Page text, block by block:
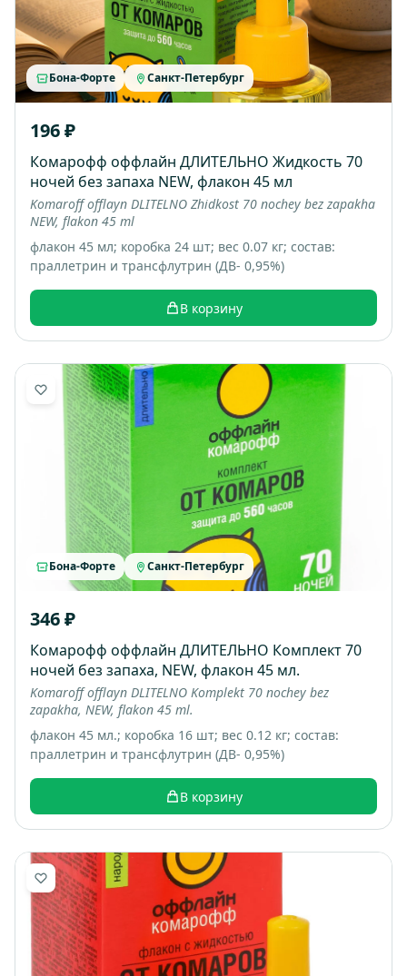
Бона-Форте Санкт-Петербург
196 ₽
Комарофф оффлайн ДЛИТЕЛЬНО Жидкость 70
ночей без запаха NEW, флакон 45 мл
Komaroff offlayn DLITELNO Zhidkost 70 nochey bez zapakha
NEW, flakon 45 ml
флакон 45 мл; коробка 24 шт; вес 0.07 кг; состав:
праллетрин и трансфлутрин (ДВ- 0,95%)
В корзину
Бона-Форте Санкт-Петербург
346 ₽
Комарофф оффлайн ДЛИТЕЛЬНО Комплект 70
ночей без запаха, NEW, флакон 45 мл.
Komaroff offlayn DLITELNO Komplekt 70 nochey bez
zapakha, NEW, flakon 45 ml.
флакон 45 мл.; коробка 16 шт; вес 0.12 кг; состав:
праллетрин и трансфлутрин (ДВ- 0,95%)
В корзину